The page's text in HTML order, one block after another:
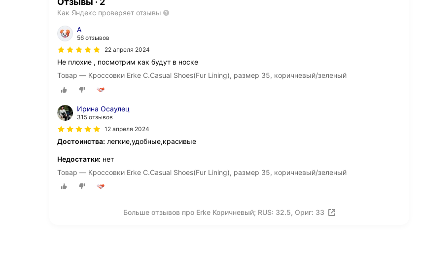
Как Яндекс проверяет отзывы
А
56 отзывов
22 апреля 2024
Не плохие , посмотрим как будут в носке
Товар — Кроссовки Erke C.Casual Shoes(Fur Lining), размер 35, коричневый/зеленый
Ирина Осаулец
315 отзывов
12 апреля 2024
Достоинства: легкие,удобные,красивые
Недостатки: нет
Товар — Кроссовки Erke C.Casual Shoes(Fur Lining), размер 35, коричневый/зеленый
Больше отзывов про Erke Коричневый; RUS: 32.5, Ориг: 33